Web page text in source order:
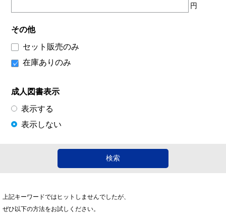
円
その他
セット販売のみ
在庫ありのみ
成人図書表示
表示する
表示しない
上記キーワードではヒットしませんでしたが、
ぜひ以下の方法をお試しください。